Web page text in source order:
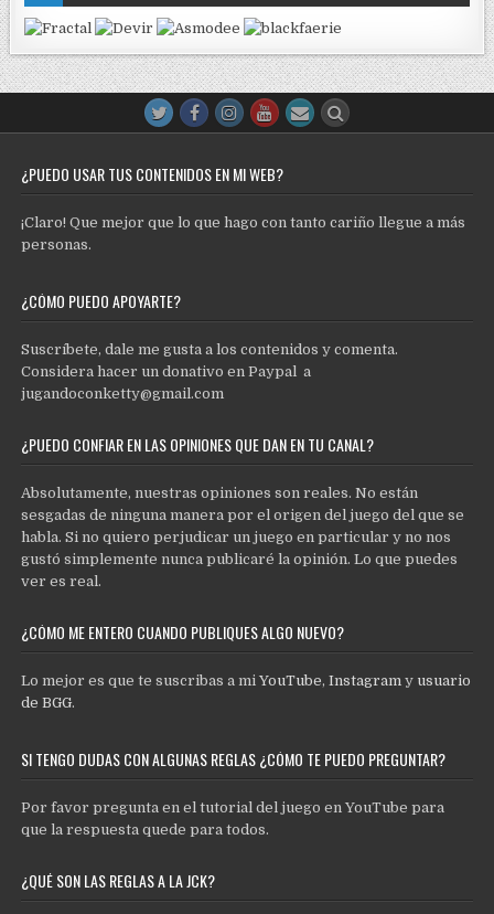
¿PUEDO USAR TUS CONTENIDOS EN MI WEB?
¡Claro! Que mejor que lo que hago con tanto cariño llegue a más
personas.
¿CÓMO PUEDO APOYARTE?
Suscríbete, dale me gusta a los contenidos y comenta.
Considera hacer un donativo en Paypal a
jugandoconketty@gmail.com
¿PUEDO CONFIAR EN LAS OPINIONES QUE DAN EN TU CANAL?
Absolutamente, nuestras opiniones son reales. No están
sesgadas de ninguna manera por el origen del juego del que se
habla. Si no quiero perjudicar un juego en particular y no nos
gustó simplemente nunca publicaré la opinión. Lo que puedes
ver es real.
¿CÓMO ME ENTERO CUANDO PUBLIQUES ALGO NUEVO?
Lo mejor es que te suscribas a miYouTube,Instagram y usuario
de BGG.
SI TENGO DUDAS CON ALGUNAS REGLAS ¿CÓMO TE PUEDO PREGUNTAR?
Por favor pregunta en el tutorial del juego en YouTube para
que la respuesta quede para todos.
¿QUÉ SON LAS REGLAS A LA JCK?